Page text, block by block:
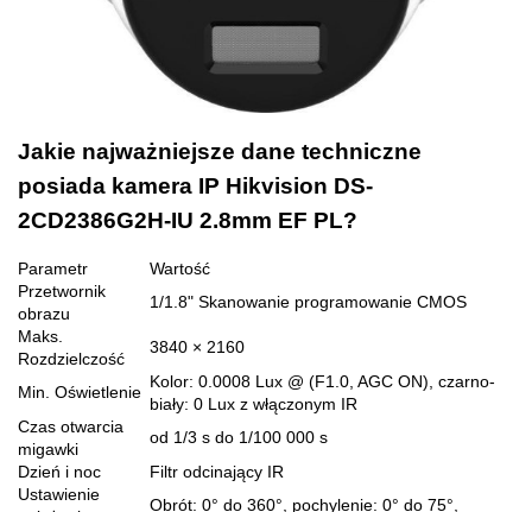
Jakie najważniejsze dane techniczne
posiada kamera IP Hikvision DS-
2CD2386G2H-IU 2.8mm EF PL?
Parametr
Wartość
Przetwornik
obrazu
1/1.8" Skanowanie programowanie CMOS
Maks.
Rozdzielczość
3840 × 2160
Min. Oświetlenie
Kolor: 0.0008 Lux @ (F1.0, AGC ON), czarno-
biały: 0 Lux z włączonym IR
Czas otwarcia
migawki
od 1/3 s do 1/100 000 s
Dzień i noc
Filtr odcinający IR
Ustawienie
Obrót: 0° do 360°, pochylenie: 0° do 75°,